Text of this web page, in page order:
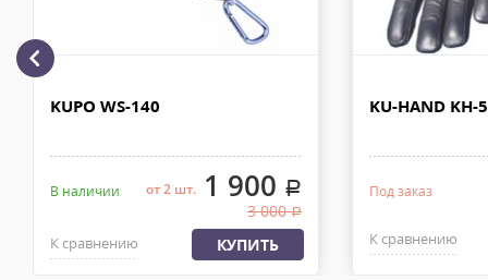
МКАД после 100% предоплаты. Вес заказа не более 100 кг,
110х90х80 см. Сроки доставки 2-4 рабочих дня. Стоимость
рублей. Документы отправляем с заказом или по ЭДО.
Доставка по Москве, МО и России - EMS ПОЧТА РОССИИ
в течении 2-4х рабочих дней с момента 100% предоплаты,
KUPO WS-140
В наличии от 2 шт.1 900 .
3 000.
К сравнению КУПИТЬ
KU-HAND KH-
Под заказ
К сравнению